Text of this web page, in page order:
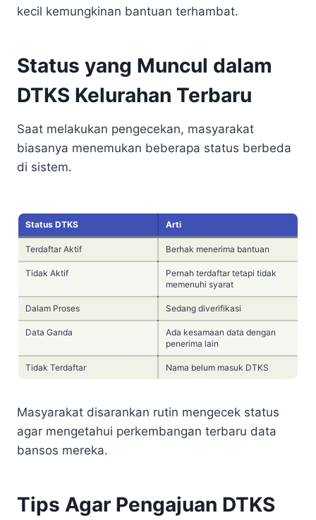
kecil kemungkinan bantuan terhambat.
Status yang Muncul dalam
DTKS Kelurahan Terbaru
Saat melakukan pengecekan, masyarakat
biasanya menemukan beberapa status berbeda
di sistem.
Status DTKS Arti
Terdaftar Aktif Berhak menerima bantuan
Tidak Aktif
Pernah terdaftar tetapi tidak
memenuhi syarat
Dalam Proses Sedang diverifikasi
Data Ganda
Ada kesamaan data dengan
penerima lain
Tidak Terdaftar Nama belum masuk DTKS
Masyarakat disarankan rutin mengecek status
agar mengetahui perkembangan terbaru data
bansos mereka.
Tips Agar Pengajuan DTKS